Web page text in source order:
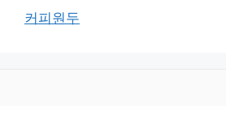
커피원두